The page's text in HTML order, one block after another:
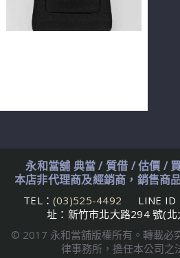
永和當舖 典當 / 質借 / 估價 /
本店非代理商及經銷商，銷售商
TEL： (03)525-4492 LINE ID
址：新竹市北大路294 號(
© 2017 永和當舖版權所有。轉載必
律事務所，擔任本公司之